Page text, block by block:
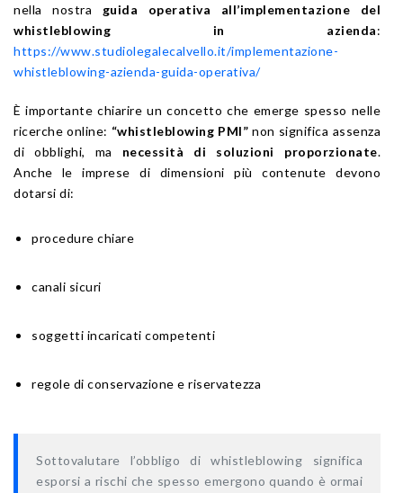
nella nostra guida operativa all’implementazione del
whistleblowing in azienda:
https://www.studiolegalecalvello.it/implementazione-
whistleblowing-azienda-guida-operativa/
È importante chiarire un concetto che emerge spesso nelle
ricerche online: “whistleblowing PMI” non significa assenza
di obblighi, ma necessità di soluzioni proporzionate.
Anche le imprese di dimensioni più contenute devono
dotarsi di:
procedure chiare
canali sicuri
soggetti incaricati competenti
regole di conservazione e riservatezza
Sottovalutare l’obbligo di whistleblowing significa
esporsi a rischi che spesso emergono quando è ormai